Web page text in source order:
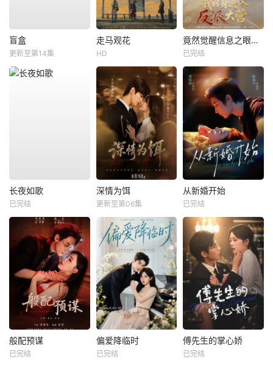
盲盒
更新至第14集
走马观花
HD
竟然觉醒信息之眼，我转身进入反派大营
已完结
长夜如歌
已完结
深情为饵
更新至第06集
从新婚开始
已完结
般配预谋
已完结
偏爱降临时
已完结
傅先生的掌心娇
已完结